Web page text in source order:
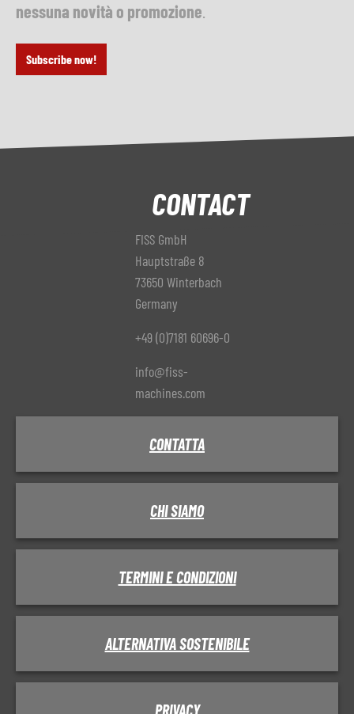
nessuna novità o promozione
Subscribe now!
CONTACT
FISS GmbH
Hauptstraße 8
73650 Winterbach
Germany
+49 (0)7181 60696-0
info@fiss-
machines.com
CONTATTA
CHI SIAMO
TERMINI E CONDIZIONI
ALTERNATIVA SOSTENIBILE
PRIVACY